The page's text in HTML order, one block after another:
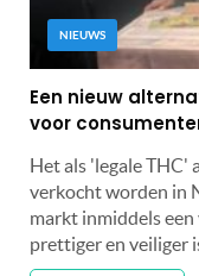
NIEUWS
Een nieuw
voor
Het als 'legale THC'
verkocht worden in
markt inmiddels een
prettiger en veiliger